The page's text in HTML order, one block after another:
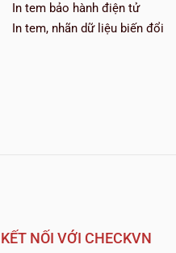
In tem bảo hành điện tử
In tem, nhãn dữ liệu biến đổi
KẾT NỐI VỚI CHECKVN